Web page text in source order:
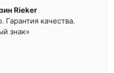
Rieker
Гарантия качества.
знак»